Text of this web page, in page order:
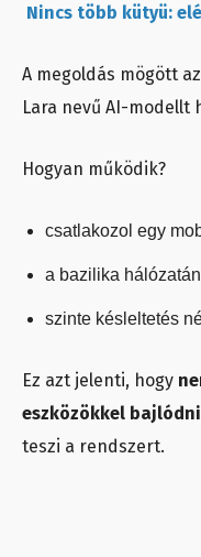
Nincs több kütyü:
A megoldás mögött
Lara nevű AI-modellt
Hogyan működik?
csatlakozol egy
a bazilika
szinte késleltetés
Ez azt jelenti, hogy
eszközökkel bajlódni
teszi a rendszert.